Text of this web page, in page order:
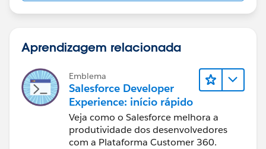
Aprendizagem relacionada
Emblema
Salesforce Developer
Experience: início rápido
Veja como o Salesforce melhora a
produtividade dos desenvolvedores
com a Plataforma Customer 360.